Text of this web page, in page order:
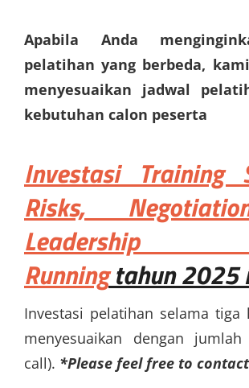
Apabila Anda
pelatihan yang berbeda,
menyesuaikan jadwal
kebutuhan calon peserta
Investasi Training
Risks,
Leadership
Running tahun 2025
Investasi pelatihan selama tiga
menyesuaikan dengan
call). *Please feel free to